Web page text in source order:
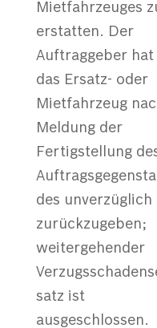
Mietfahrzeuges
erstatten. Der
Auftraggeber hat
das Ersatz- oder
Mietfahrzeug
Meldung der
Fertigstellung
des unverzüglich
zurückzugeben;
weitergehender
satz ist
ausgeschlossen.